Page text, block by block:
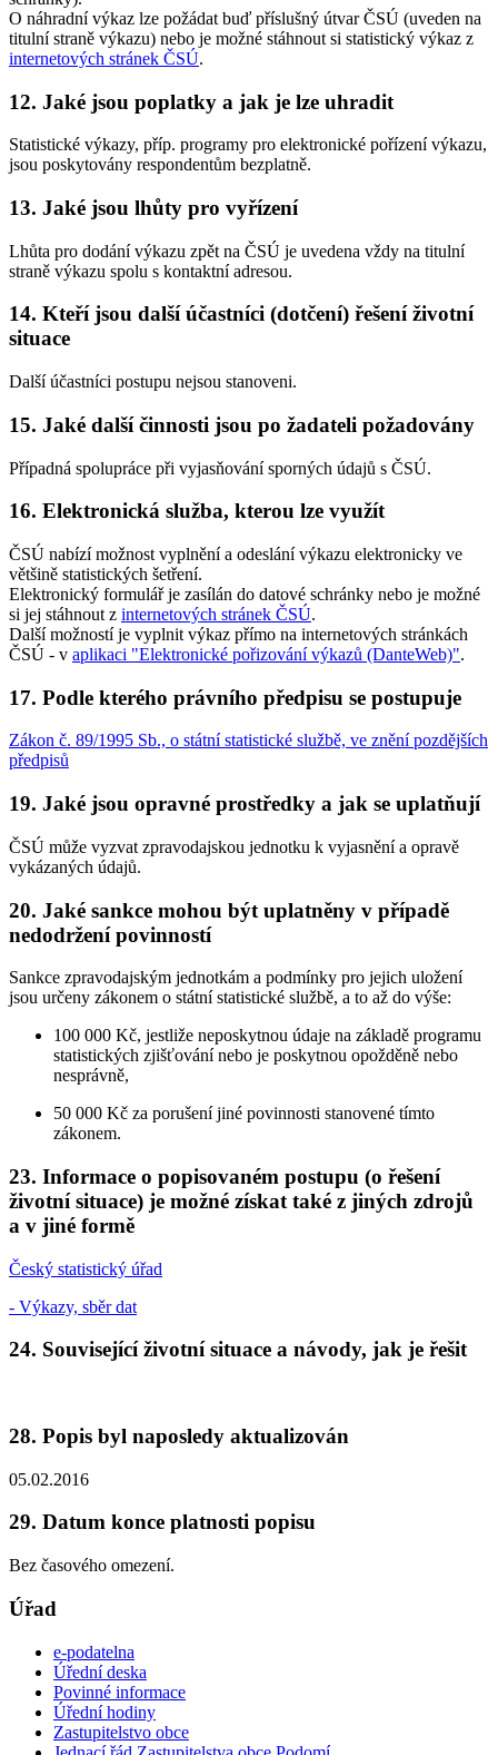
O náhradní výkaz lze požádat buď příslušný útvar ČSÚ (uveden na
titulní straně výkazu) nebo je možné stáhnout si statistický výkaz z
internetových stránek ČSÚ.
12. Jaké jsou poplatky a jak je lze uhradit
Statistické výkazy, příp. programy pro elektronické pořízení výkazu,
jsou poskytovány respondentům bezplatně.
13. Jaké jsou lhůty pro vyřízení
Lhůta pro dodání výkazu zpět na ČSÚ je uvedena vždy na titulní
straně výkazu spolu s kontaktní adresou.
14. Kteří jsou další účastníci (dotčení) řešení životní
situace
Další účastníci postupu nejsou stanoveni.
15. Jaké další činnosti jsou po žadateli požadovány
Případná spolupráce při vyjasňování sporných údajů s ČSÚ.
16. Elektronická služba, kterou lze využít
ČSÚ nabízí možnost vyplnění a odeslání výkazu elektronicky ve
většině statistických šetření.
Elektronický formulář je zasílán do datové schránky nebo je možné
si jej stáhnout z internetových stránek ČSÚ.
Další možností je vyplnit výkaz přímo na internetových stránkách
ČSÚ - v aplikaci "Elektronické pořizování výkazů (DanteWeb)".
17. Podle kterého právního předpisu se postupuje
Zákon č. 89/1995 Sb., o státní statistické službě, ve znění pozdějších
předpisů
19. Jaké jsou opravné prostředky a jak se uplatňují
ČSÚ může vyzvat zpravodajskou jednotku k vyjasnění a opravě
vykázaných údajů.
20. Jaké sankce mohou být uplatněny v případě
nedodržení povinností
Sankce zpravodajským jednotkám a podmínky pro jejich uložení
jsou určeny zákonem o státní statistické službě, a to až do výše:
100 000 Kč, jestliže neposkytnou údaje na základě programu
statistických zjišťování nebo je poskytnou opožděně nebo
nesprávně,
50 000 Kč za porušení jiné povinnosti stanovené tímto
zákonem.
23. Informace o popisovaném postupu (o řešení
životní situace) je možné získat také z jiných zdrojů
a v jiné formě
Český statistický úřad
- Výkazy, sběr dat
24. Související životní situace a návody, jak je řešit
28. Popis byl naposledy aktualizován
05.02.2016
29. Datum konce platnosti popisu
Bez časového omezení.
Úřad
e-podatelna
Úřední deska
Povinné informace
Úřední hodiny
Zastupitelstvo obce